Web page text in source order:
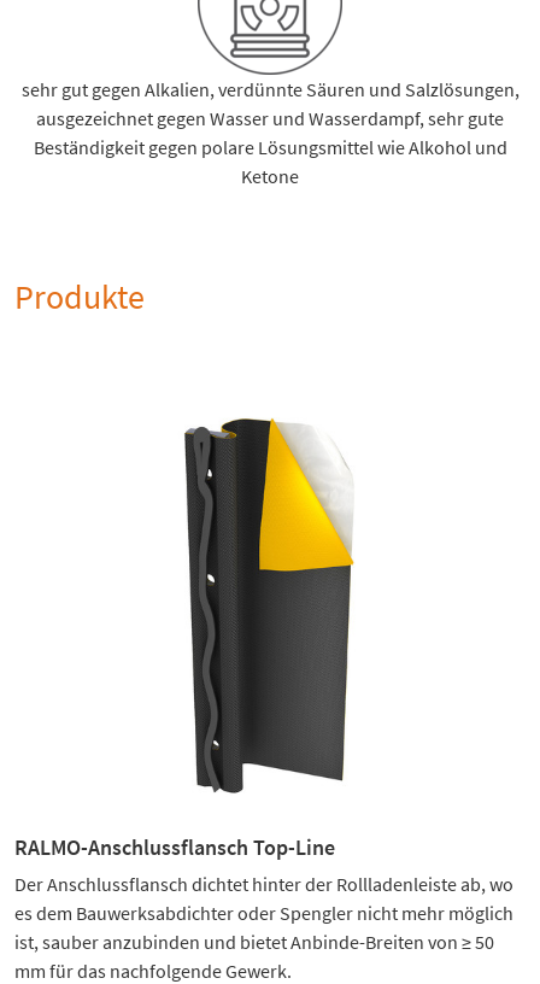
sehr gut gegen Alkalien, verdünnte Säuren und Salzlösungen,
ausgezeichnet gegen Wasser und Wasserdampf, sehr gute
Beständigkeit gegen polare Lösungsmittel wie Alkohol und
Ketone
Produkte
RALMO-Anschlussflansch Top-Line
Der Anschlussflansch dichtet hinter der Rollladenleiste ab, wo
es dem Bauwerksabdichter oder Spengler nicht mehr möglich
ist, sauber anzubinden und bietet Anbinde-Breiten von ≥ 50
mm für das nachfolgende Gewerk.